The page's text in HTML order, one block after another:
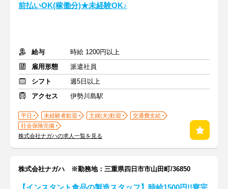
前払いOK(稼働分)★未経験OK♪
給与
時給 1200円以上
雇用形態
派遣社員
シフト
週5日以上
アクセス
伊勢川島駅
平日 未経験者歓迎 主婦(夫)歓迎
交通費支給
社会保険完備
株式会社ナガハの求人一覧を見る
株式会社ナガハ ※勤務地：三重県四日市市山田町/36850